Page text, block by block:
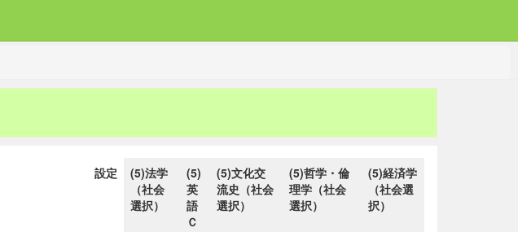
設定
(5)法学
（社会
選択）
(5)
英
語
Ｃ
(5)文化交
流史（社会
選択）
(5)哲学・倫
理学（社会
選択）
(5)経済学
（社会選
択）